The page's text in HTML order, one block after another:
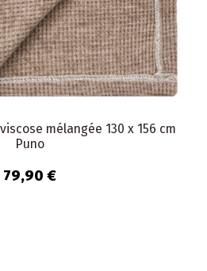
mélangée 130 x 156 cm
Puno
79,90 €